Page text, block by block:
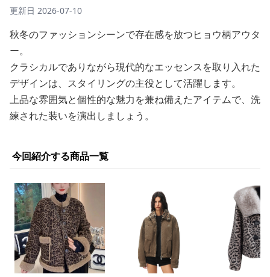
更新日 2026-07-10
秋冬のファッションシーンで存在感を放つヒョウ柄アウタ
ー。
クラシカルでありながら現代的なエッセンスを取り入れた
デザインは、スタイリングの主役として活躍します。
上品な雰囲気と個性的な魅力を兼ね備えたアイテムで、洗
練された装いを演出しましょう。
今回紹介する商品一覧